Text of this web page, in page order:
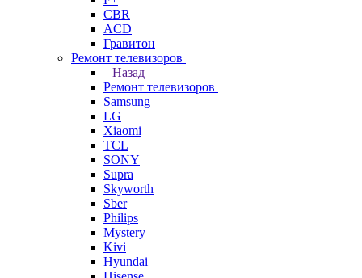
CBR
ACD
Гравитон
Ремонт телевизоров
Назад
Ремонт телевизоров
Samsung
LG
Xiaomi
TCL
SONY
Supra
Skyworth
Sber
Philips
Mystery
Kivi
Hyundai